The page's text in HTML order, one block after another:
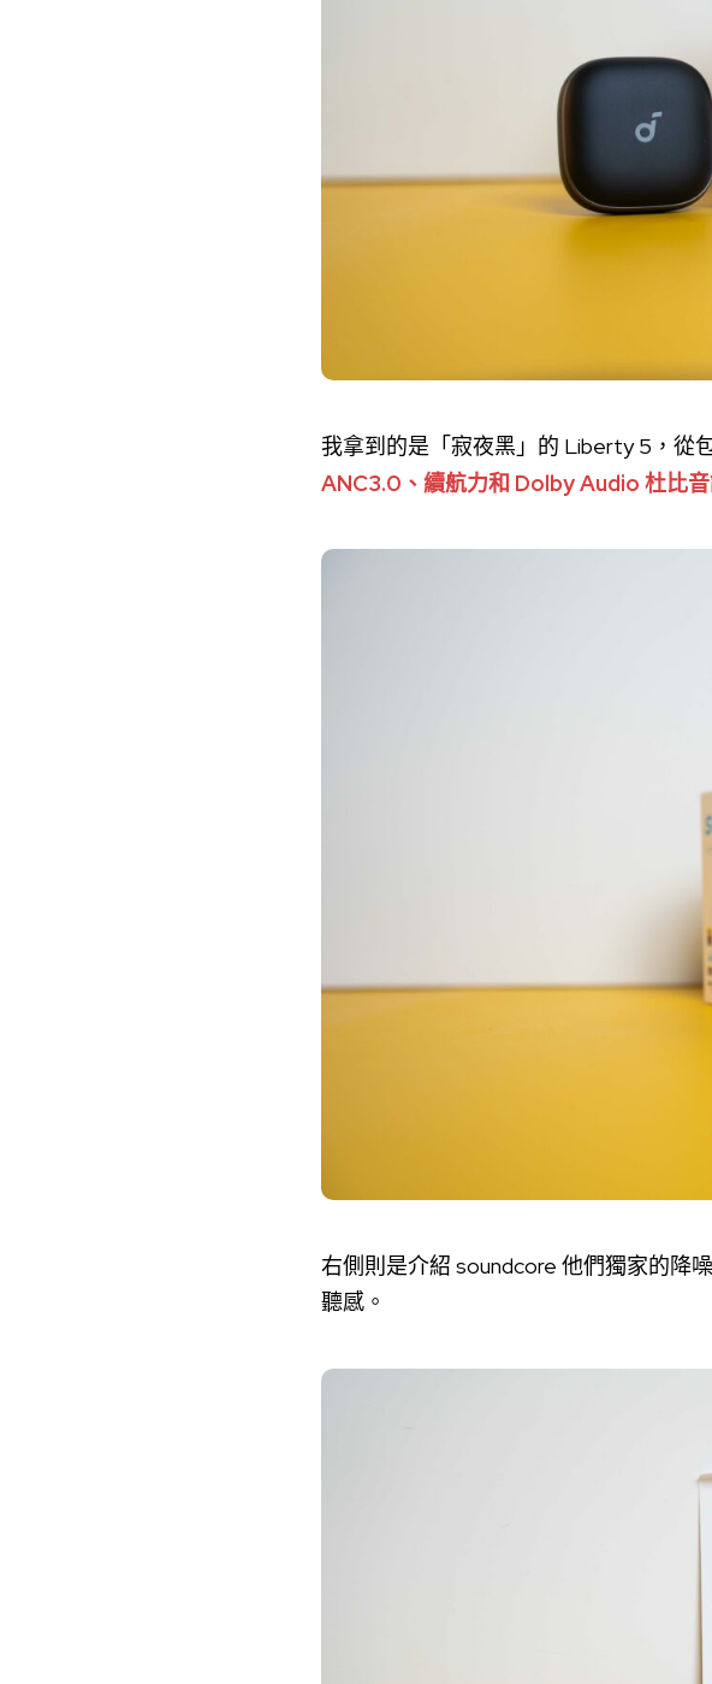
我拿到的是「寂夜黑」的 Liberty 5，從
ANC3.0、續航力和 Dolby Audio 杜比
右側則是介紹 soundcore 他們獨家的降
聽感。